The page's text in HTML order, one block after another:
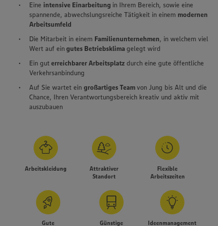
Eine intensive Einarbeitung in Ihrem Bereich, sowie eine
spannende, abwechslungsreiche Tätigkeit in einem modernen
Arbeitsumfeld
Die Mitarbeit in einem Familienunternehmen, in welchem viel
Wert auf eingutes Betriebs­klimagelegt wird
Ein guterreichbarer Arbeitsplatz durch eine gute öffentliche
Verkehrsanbindung
Auf Sie wartet ein großartiges Teamvon Jung bis Alt und die
Chance, Ihren Verantwortungsbereich kreativ und aktiv mit
auszubauen
Arbeitskleidung
Attraktiver
Standort
Flexible
Arbeitszeiten
Gute
Günstige
Ideenmanagement